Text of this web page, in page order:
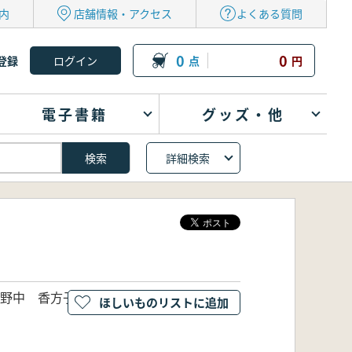
店舗情報・アクセス よくある質問
録 0 点 0 円
電子書籍 グッズ・他
詳細検索
中 香方子 訳 ほしいものリストに追加